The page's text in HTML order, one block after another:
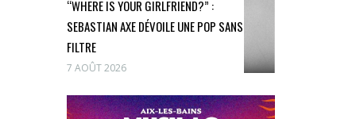
“WHERE IS YOUR GIRLFRIEND?” :
SEBASTIAN AXE DÉVOILE UNE POP SANS
FILTRE
7 AOÛT 2026